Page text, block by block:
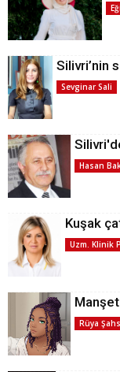
Silivri’nin
Sevginar Sali
Hasan
Kuşak
Uzm. Klinik
Rüya